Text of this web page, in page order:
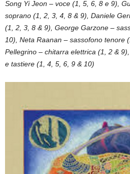
Song Yi Jeon – voce (1, 5, 6, 8 e 9),
soprano (1, 2, 3, 4, 8 & 9), Daniele
(1, 2, 3, 8 & 9), George Garzone –
10), Neta Raanan – sassofono tenore
Pellegrino – chitarra elettrica (1, 2 &
e tastiere (1, 4, 5, 6, 9 & 10)